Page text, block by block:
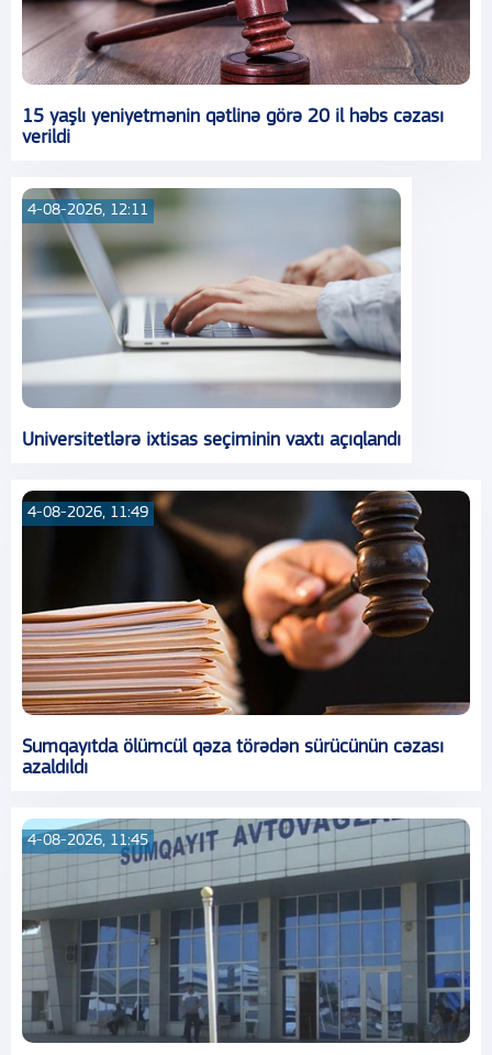
15 yaşlı yeniyetmənin qətlinə görə 20 il həbs cəzası
verildi
4-08-2026, 12:11
Universitetlərə ixtisas seçiminin vaxtı açıqlandı
4-08-2026, 11:49
Sumqayıtda ölümcül qəza törədən sürücünün cəzası
azaldıldı
4-08-2026, 11:45